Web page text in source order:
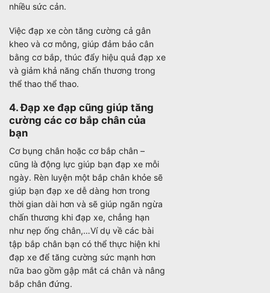
nhiều sức cản.
Việc đạp xe còn tăng cường cả gân
kheo và cơ mông, giúp đảm bảo cân
bằng cơ bắp, thúc đẩy hiệu quả đạp xe
và giảm khả năng chấn thương trong
thể thao thể thao.
4. Đạp xe đạp cũng giúp tăng
cường các cơ bắp chân của
bạn
Cơ bụng chân hoặc cơ bắp chân –
cũng là động lực giúp bạn đạp xe mỗi
ngày. Rèn luyện một bắp chân khỏe sẽ
giúp bạn đạp xe dễ dàng hơn trong
thời gian dài hơn và sẽ giúp ngăn ngừa
chấn thương khi đạp xe, chẳng hạn
như nẹp ống chân,…Ví dụ về các bài
tập bắp chân bạn có thể thực hiện khi
đạp xe để tăng cường sức mạnh hơn
nữa bao gồm gập mắt cá chân và nâng
bắp chân đứng.